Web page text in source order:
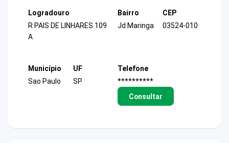
Logradouro
R PAIS DE LINHARES 109
A
Bairro
Jd Maringa
CEP
03524-010
Município
Sao Paulo
UF
SP
Telefone
**********
Consultar